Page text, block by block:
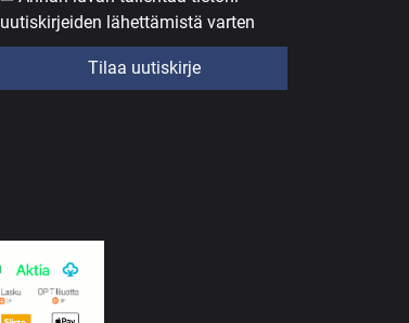
uutiskirjeiden lähettämistä varten
Tilaa uutiskirje